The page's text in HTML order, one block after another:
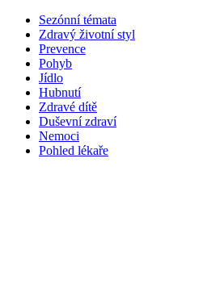
Sezónní témata
Zdravý životní styl
Prevence
Pohyb
Jídlo
Hubnutí
Zdravé dítě
Duševní zdraví
Nemoci
Pohled lékaře